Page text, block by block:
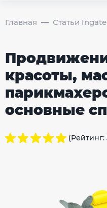
Главная Статьи Ingate
красоты,
основные
(Рейтинг: